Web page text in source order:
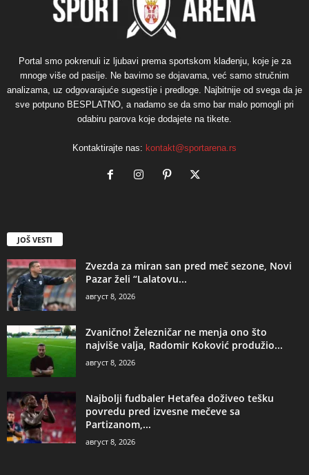
Portal smo pokrenuli iz ljubavi prema sportskom klađenju, koje je za
mnoge više od pasije. Ne bavimo se dojavama, već samo stručnim
analizama, uz odgovarajuće sugestije i predloge. Najbitnije od svega da je
sve potpuno BESPLATNO, a nadamo se da smo bar malo pomogli pri
odabiru parova koje dodajete na tikete.
Kontaktirajte nas: kontakt@sportarena.rs
JOŠ VESTI
Zvezda za miran san pred meč sezone, Novi
Pazar želi “Lalatovu...
август 8, 2026
Zvanično! Železničar ne menja ono što
najviše valja, Radomir Koković produžio...
август 8, 2026
Najbolji fudbaler Hetafea doživeo tešku
povredu pred izvesne mečeve sa
Partizanom,...
август 8, 2026